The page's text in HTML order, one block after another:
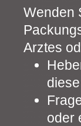
Wenden
Arztes
oder